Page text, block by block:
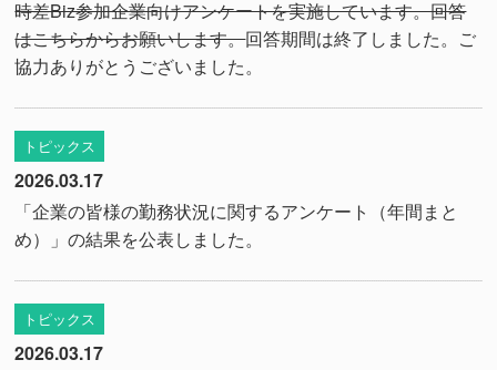
時差Biz参加企業向けアンケートを実施しています。回答
はこちらからお願いします。回答期間は終了しました。ご
協力ありがとうございました。
トピックス
2026.03.17
「企業の皆様の勤務状況に関するアンケート（年間まと
め）」の結果を公表しました。
トピックス
2026.03.17